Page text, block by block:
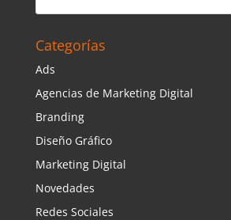
Categorías
Ads
Agencias de Marketing Digital
Branding
Diseño Gráfico
Marketing Digital
Novedades
Redes Sociales